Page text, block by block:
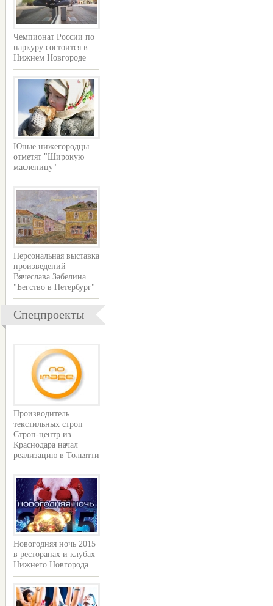
Чемпионат России по
паркуру состоится в
Нижнем Новгороде
Юные нижегородцы
отметят "Широкую
масленицу"
Персональная выставка
произведений
Вячеслава Забелина
"Бегство в Петербург"
Спецпроекты
Производитель
текстильных строп
Строп-центр из
Краснодара начал
реализацию в Тольятти
Новогодняя ночь 2015
в ресторанах и клубах
Нижнего Новгорода